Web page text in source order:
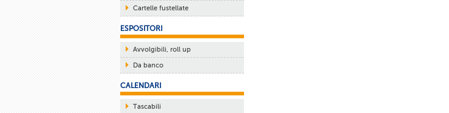
Cartelle fustellate
ESPOSITORI
Avvolgibili, roll up
Da banco
CALENDARI
Tascabili